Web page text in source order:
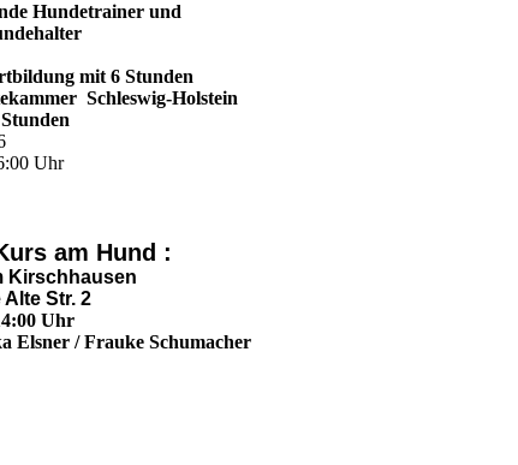
Hundetrainer und
mit 6 Stunden
Schleswig-Holstein
Uhr
am Hund :
Kirschhausen
Str. 2
Uhr
Elsner / Frauke Schumacher